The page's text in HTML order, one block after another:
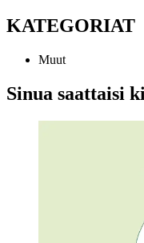
KATEGORIAT
Muut
Sinua saattaisi